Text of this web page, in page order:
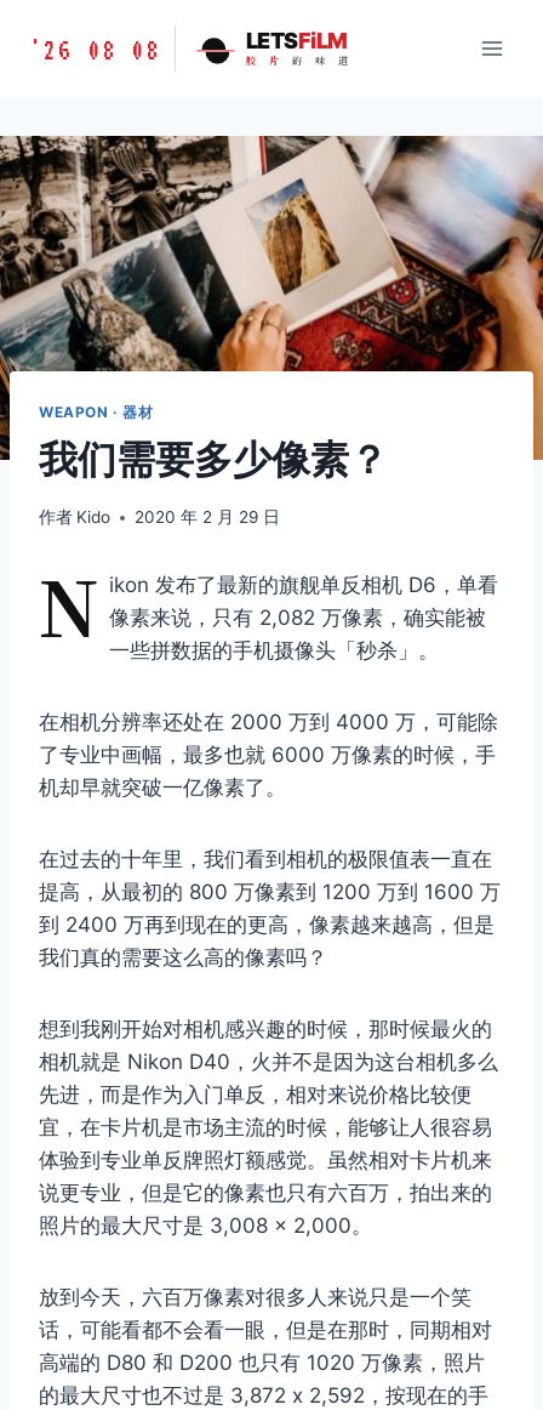
胶
味
道
LETSFILM
'26 08 08 LETSFiLM
胶 片 的 味 道
WEAPON · 器材
我们需要多少像素？
作者 Kido 2020 年 2 月 29 日
N ikon 发布了最新的旗舰单反相机 D6，单看
像素来说，只有 2,082 万像素，确实能被
一些拼数据的手机摄像头「秒杀」。
在相机分辨率还处在 2000 万到 4000 万，可能除
了专业中画幅，最多也就 6000 万像素的时候，手
机却早就突破一亿像素了。
在过去的十年里，我们看到相机的极限值表一直在
提高，从最初的 800 万像素到 1200 万到 1600 万
到 2400 万再到现在的更高，像素越来越高，但是
我们真的需要这么高的像素吗？
想到我刚开始对相机感兴趣的时候，那时候最火的
相机就是 Nikon D40，火并不是因为这台相机多么
先进，而是作为入门单反，相对来说价格比较便
宜，在卡片机是市场主流的时候，能够让人很容易
体验到专业单反牌照灯额感觉。虽然相对卡片机来
说更专业，但是它的像素也只有六百万，拍出来的
照片的最大尺寸是 3,008 × 2,000。
放到今天，六百万像素对很多人来说只是一个笑
话，可能看都不会看一眼，但是在那时，同期相对
高端的 D80 和 D200 也只有 1020 万像素，照片
的最大尺寸也不过是 3,872 x 2,592，按现在的手